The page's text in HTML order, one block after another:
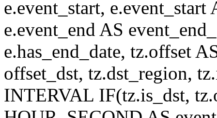
e.event_start,
e.event_end AS
e.has_end_date, tz.offset
offset_dst, tz.dst_region,
INTERVAL IF(tz.is_dst,